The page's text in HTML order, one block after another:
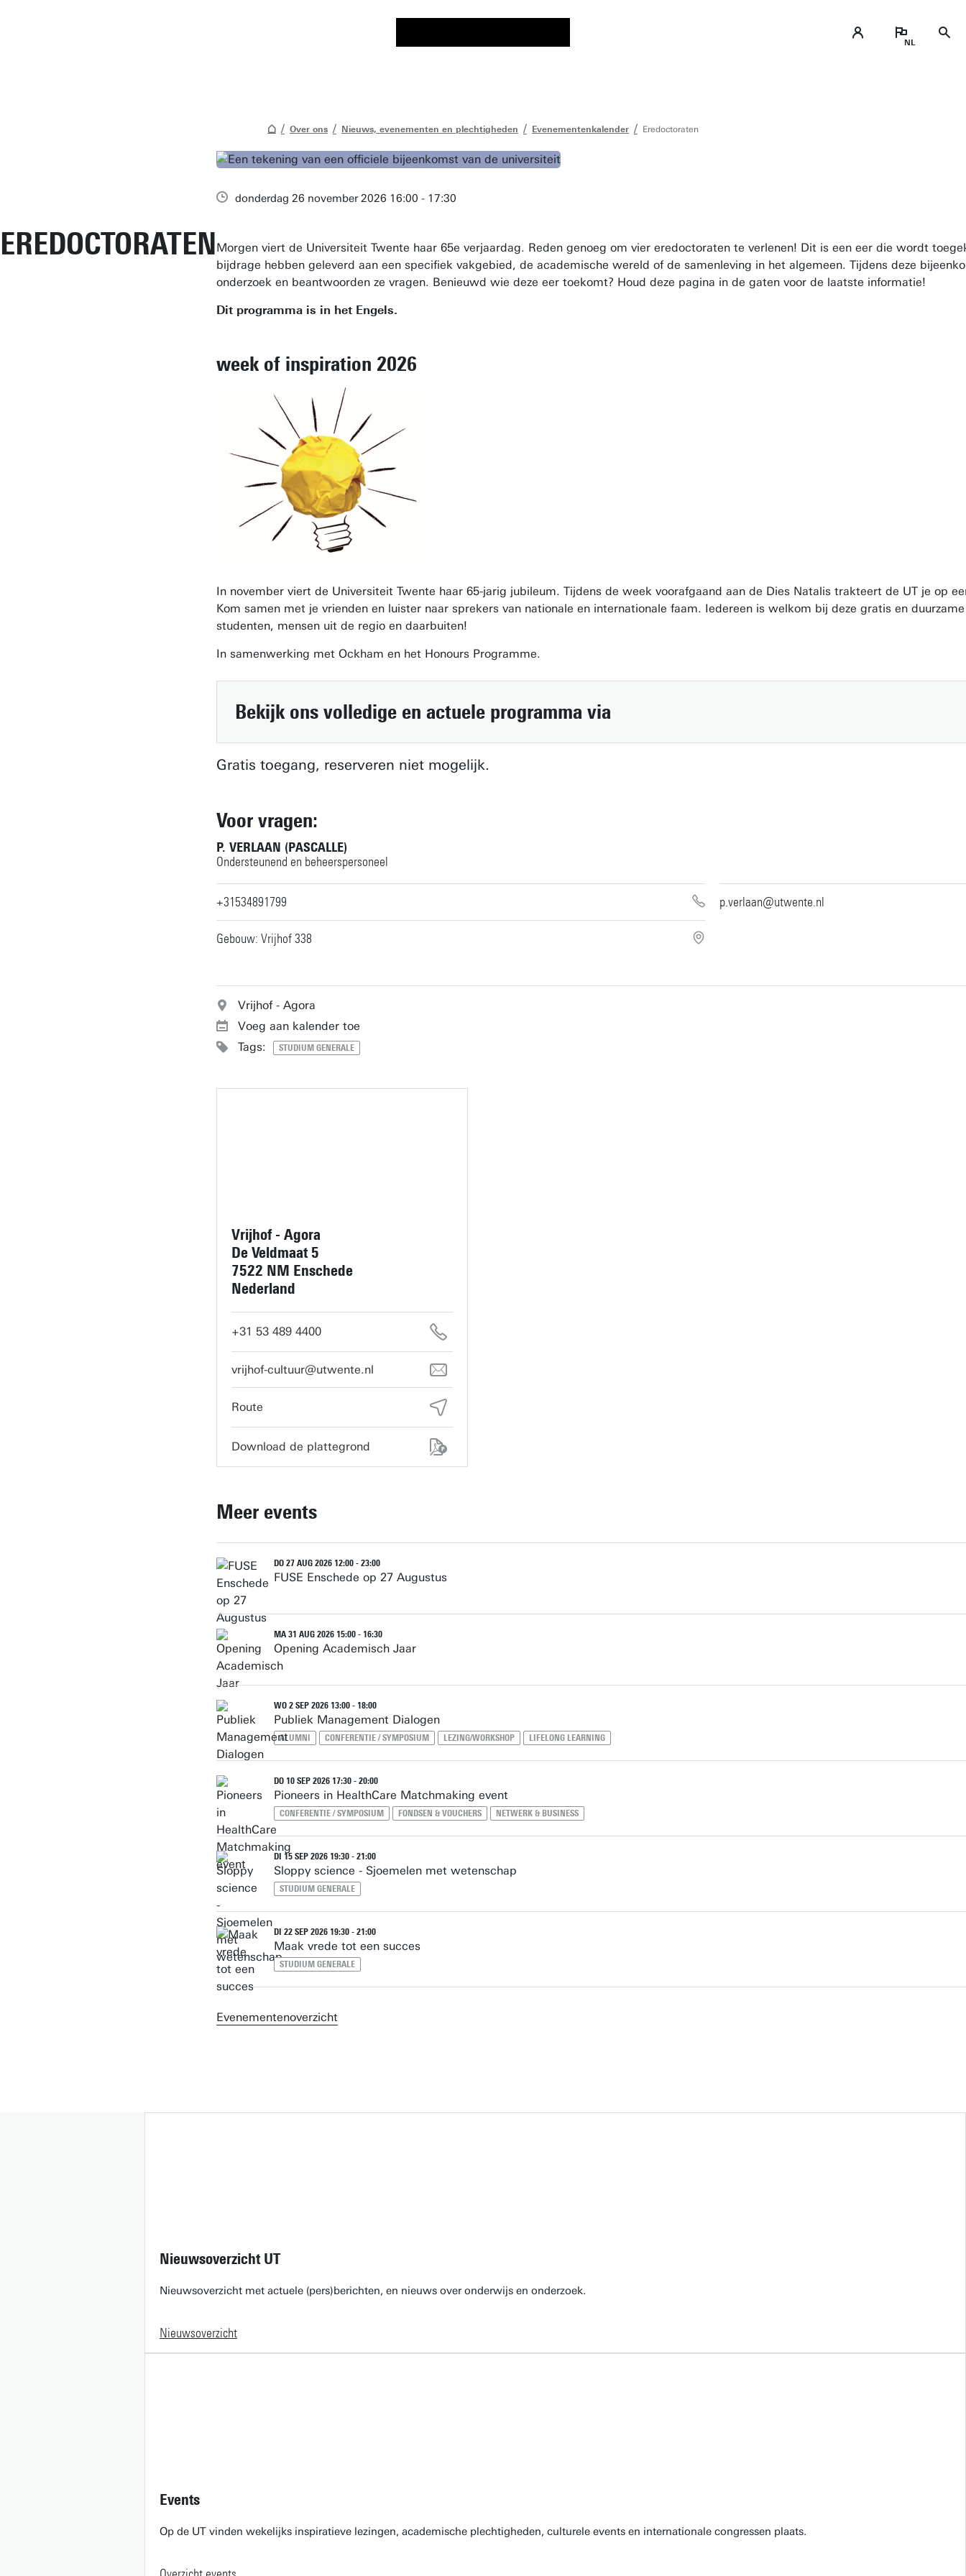
Over ons Nieuws, evenementen en plechtigheden Evenementenkalender Eredoctoraten
EREDOCTORATEN
donderdag 26 november 2026 16:00 - 17:30
Morgen viert de Universiteit Twente haar 65e verjaardag. Reden genoeg om vier eredoctoraten te verlenen! Dit is een eer die wordt
bijdrage hebben geleverd aan een specifiek vakgebied, de academische wereld of de samenleving in het algemeen. Tijdens deze
onderzoek en beantwoorden ze vragen. Benieuwd wie deze eer toekomt? Houd deze pagina in de gaten voor de laatste informatie!
Dit programma is in het Engels.
week of inspiration 2026
In november viert de Universiteit Twente haar 65-jarig jubileum. Tijdens de week voorafgaand aan de Dies Natalis trakteert de UT je op
Kom samen met je vrienden en luister naar sprekers van nationale en internationale faam. Iedereen is welkom bij deze gratis en
studenten, mensen uit de regio en daarbuiten!
In samenwerking met Ockham en het Honours Programme.
Bekijk ons volledige en actuele programma via
Gratis toegang, reserveren niet mogelijk.
Voor vragen:
P. VERLAAN (PASCALLE)
Ondersteunend en beheerspersoneel
+31534891799 p.verlaan@utwente.nl
Gebouw: Vrijhof 338
Vrijhof - Agora
Voeg aan kalender toe
Tags:
STUDIUM GENERALE
Vrijhof - Agora
De Veldmaat 5
7522 NM Enschede
Nederland
+31 53 489 4400
vrijhof-cultuur@utwente.nl
Route
Download de plattegrond
Meer events
DO 27 AUG 2026 12:00 - 23:00
FUSE Enschede op 27 Augustus
MA 31 AUG 2026 15:00 - 16:30
Opening Academisch Jaar
WO 2 SEP 2026 13:00 - 18:00
Publiek Management Dialogen
ALUMNI CONFERENTIE / SYMPOSIUM LEZING/WORKSHOP LIFELONG LEARNING
DO 10 SEP 2026 17:30 - 20:00
Pioneers in HealthCare Matchmaking event
CONFERENTIE / SYMPOSIUM FONDSEN & VOUCHERS NETWERK & BUSINESS
DI 15 SEP 2026 19:30 - 21:00
Sloppy science - Sjoemelen met wetenschap
STUDIUM GENERALE
DI 22 SEP 2026 19:30 - 21:00
Maak vrede tot een succes
STUDIUM GENERALE
Evenementenoverzicht
Nieuwsoverzicht UT
Nieuwsoverzicht met actuele (pers)berichten, en nieuws over onderwijs en onderzoek.
Nieuwsoverzicht
Events
Op de UT vinden wekelijks inspiratieve lezingen, academische plechtigheden, culturele events en internationale congressen plaats.